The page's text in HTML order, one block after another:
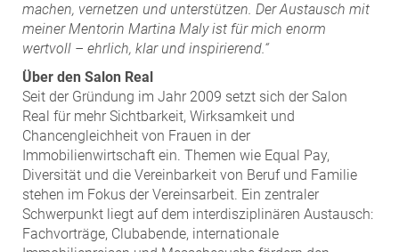
machen, vernetzen und unterstützen. Der Austausch mit
meiner Mentorin Martina Maly ist für mich enorm
wertvoll – ehrlich, klar und inspirierend.“
Über den Salon Real
Seit der Gründung im Jahr 2009 setzt sich der Salon
Real für mehr Sichtbarkeit, Wirksamkeit und
Chancengleichheit von Frauen in der
Immobilienwirtschaft ein. Themen wie Equal Pay,
Diversität und die Vereinbarkeit von Beruf und Familie
stehen im Fokus der Vereinsarbeit. Ein zentraler
Schwerpunkt liegt auf dem interdisziplinären Austausch:
Fachvorträge, Clubabende, internationale